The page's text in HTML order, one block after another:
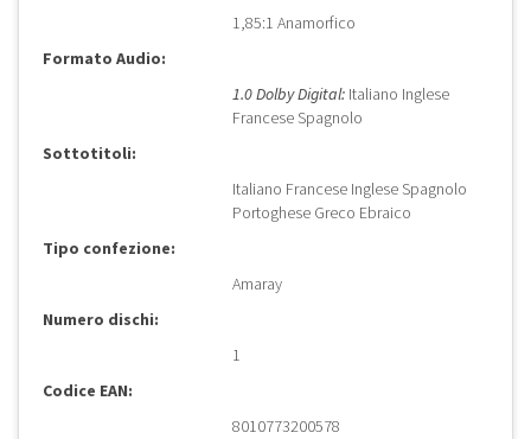
1,85:1 Anamorfico
Formato Audio:
1.0 Dolby Digital: Italiano Inglese
Francese Spagnolo
Sottotitoli:
Italiano Francese Inglese Spagnolo
Portoghese Greco Ebraico
Tipo confezione:
Amaray
Numero dischi:
1
Codice EAN:
8010773200578